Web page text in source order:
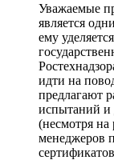
Уважаемые
является
ему
идти на
предлагают
испытаний и
(несмотря на
менеджеров